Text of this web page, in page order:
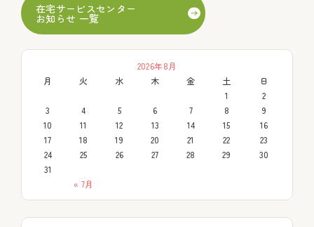
在宅サービスセンター
お知らせ 一覧
2026年8月
月
火 水 木 金 土 日
« 7月
1
2
3
4 5 6 7 8
9
10
11 12 13 14 15
16
17
18 19 20 21 22
23
24
25 26 27 28 29
30
31